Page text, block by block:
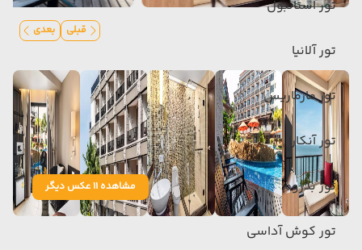
تور استانبول
تور آلانیا
تور مارماریس
تور آنکارا
تور بدروم
تور کوش آداسی
قبلی بعدی
مشاهده 11 عکس دیگر